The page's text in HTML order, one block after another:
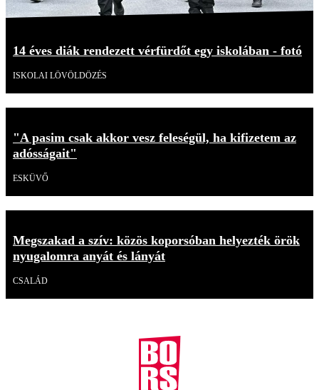
14 éves diák rendezett vérfürdőt egy iskolában - fotó
ISKOLAI LÖVÖLDÖZÉS
"A pasim csak akkor vesz feleségül, ha kifizetem az
adósságait"
ESKÜVŐ
Megszakad a szív: közös koporsóban helyezték örök
nyugalomra anyát és lányát
CSALÁD